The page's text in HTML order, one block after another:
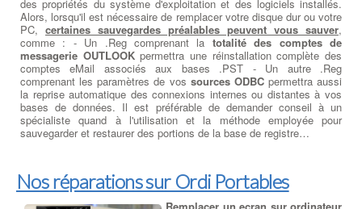
des propriétés du système d'exploitation et des logiciels installés.
Alors, lorsqu'il est nécessaire de remplacer votre disque dur ou votre
PC, certaines sauvegardes préalables peuvent vous sauver,
comme : - Un .Reg comprenant la totalité des comptes de
messagerie OUTLOOKpermettra une réinstallation complète des
comptes eMail associés aux bases .PST - Un autre .Reg
comprenant les paramètres de vos sources ODBCpermettra aussi
la reprise automatique des connexions internes ou distantes à vos
bases de données. Il est préférable de demander conseil à un
spécialiste quand à l'utilisation et la méthode employée pour
sauvegarder et restaurer des portions de la base de registre…
Nos réparations sur Ordi Portables
Remplacer un ecran sur ordinateur